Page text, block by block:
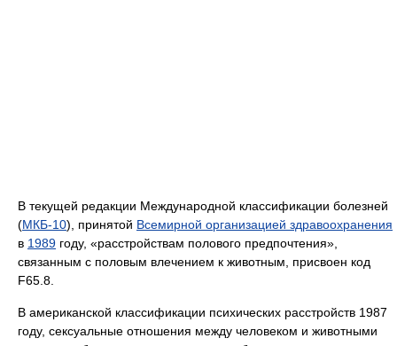
В текущей редакции Международной классификации болезней
(МКБ-10), принятой Всемирной организацией здравоохранения
в 1989 году, «расстройствам полового предпочтения»,
связанным с половым влечением к животным, присвоен код
F65.8.
В американской классификации психических расстройств 1987
году, сексуальные отношения между человеком и животными